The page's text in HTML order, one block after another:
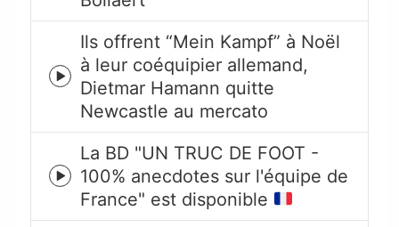
icon
Episode
play
icon
Ils offrent “Mein Kampf” à Noël
à leur coéquipier allemand,
Dietmar Hamann quitte
Newcastle au mercato
Episode
play
icon
La BD "UN TRUC DE FOOT -
100% anecdotes sur l'équipe de
France" est disponible